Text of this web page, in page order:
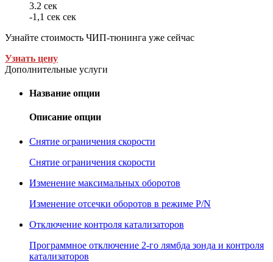
3.2 сек
-1,1 сек сек
Узнайте стоимость ЧИП-тюнинга уже сейчас
Узнать цену
Дополнительные услуги
Название опции
Описание опции
Снятие ограничения скорости
Снятие ограничения скорости
Изменение максимальных оборотов
Изменение отсечки оборотов в режиме P/N
Отключение контроля катализаторов
Программное отключение 2-го лямбда зонда и контроля
катализаторов